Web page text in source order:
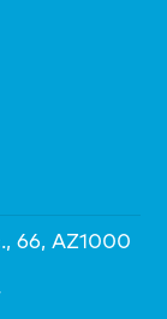
66, AZ1000